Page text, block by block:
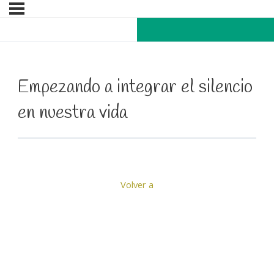
Empezando a integrar el silencio
en nuestra vida
Volver a